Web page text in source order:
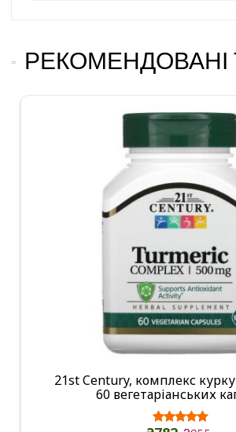
РЕКОМЕНДОВАНІ
21st Century, комплекс
60 вегетаріанських